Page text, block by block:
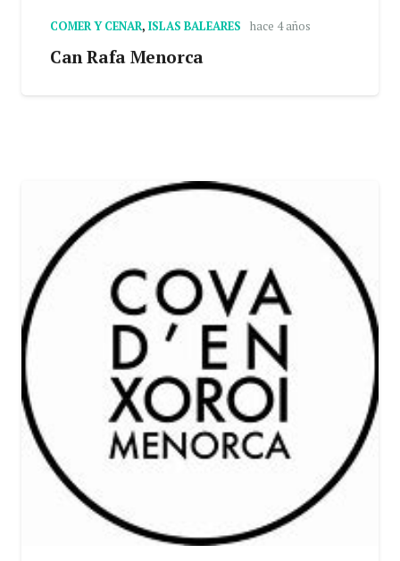
COMER Y CENAR, ISLAS BALEARES hace 4 años
Can Rafa Menorca